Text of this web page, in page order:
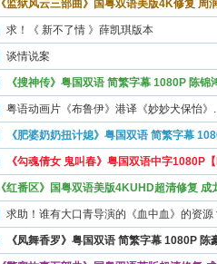
《监狱风云三部曲》国粤双语美版4K修复 周
求！《 新不了情 》薛凯琪版本
谈情说案
《搜神传》粤国双语 简繁字幕 1080P 陈锦
粤语动画片《布鲁伊》港译《妙妙犬保怡》
《肥婆奶奶扭计媳》粤国双语 简繁字幕
《勾魂倩女 鬼叫春》粤国双语中字1080P
《红番区》国粤双语美版4KUHD超清修复 成
求助！谁有大口青导演的《血中血》的资源
《凤舞香罗》粤国双语 简繁字幕 1080P 陈